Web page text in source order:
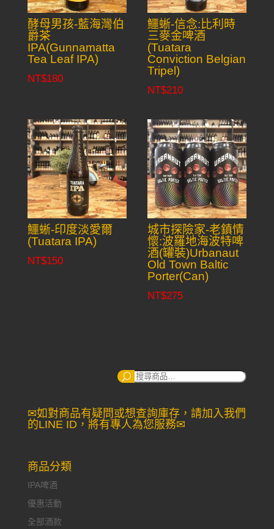
酵母男孩-藍海灣伯
爵茶
IPA(Gunnamatta
Tea Leaf IPA)
NT$180
鱷蜥-信念:比利時
三麥金啤酒
(Tuatara
Conviction Belgian
Tripel)
NT$210
鱷蜥-印度淡愛爾
(Tuatara IPA)
NT$150
城市探險家-老鎮情
懷:波羅地海波特啤
酒(罐裝)Urbanaut
Old Town Baltic
Porter(Can)
NT$275
搜
✉如對商品有疑問或想查詢庫存，請加入我們
的LINE ID，將有專人為您服務✉
商品分類
IPA啤酒
優惠活動
全部酒款